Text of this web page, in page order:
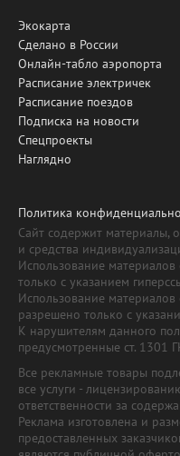
Экокарта
Сделано в России
Онлайн-табло аэропорта
Расписание электричек
Расписание поездов
Подписка на новости
Спецпроекты
Наглядно
Политика
Сайт содержит материалы,
и средства
Использование
только с указанием
Использование
разрешено только с
К нарушителям данного
предусмотренные ст. 1301
Все рекламные товары
все услуги -
ответственности за
Реклама изготовлена и
предоставленных